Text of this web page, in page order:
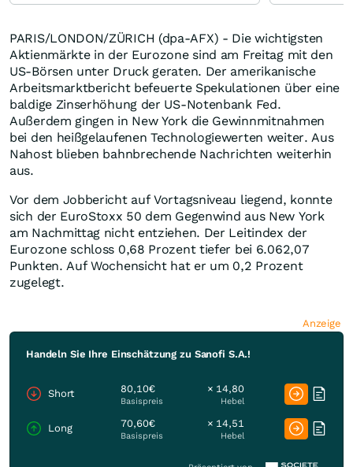
PARIS/LONDON/ZÜRICH (dpa-AFX) - Die wichtigsten
Aktienmärkte in der Eurozone sind am Freitag mit den
US-Börsen unter Druck geraten. Der amerikanische
Arbeitsmarktbericht befeuerte Spekulationen über eine
baldige Zinserhöhung der US-Notenbank Fed.
Außerdem gingen in New York die Gewinnmitnahmen
bei den heißgelaufenen Technologiewerten weiter. Aus
Nahost blieben bahnbrechende Nachrichten weiterhin
aus.
Vor dem Jobbericht auf Vortagsniveau liegend, konnte
sich der EuroStoxx 50 dem Gegenwind aus New York
am Nachmittag nicht entziehen. Der Leitindex der
Eurozone schloss 0,68 Prozent tiefer bei 6.062,07
Punkten. Auf Wochensicht hat er um 0,2 Prozent
zugelegt.
Anzeige
Handeln Sie Ihre Einschätzung zu Sanofi S.A.!
Short 80,10€
Basispreis
× 14,80
Hebel
Long 70,60€
Basispreis
× 14,51
Hebel